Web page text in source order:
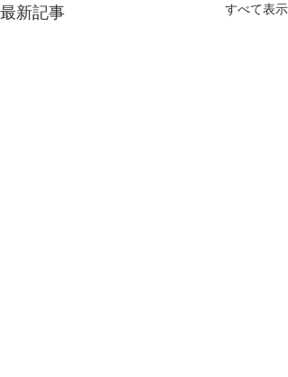
最新記事 すべて表示